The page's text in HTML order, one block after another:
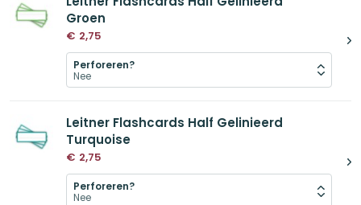
Groen
€ 2,75
Perforeren?
Leitner Flashcards Half Gelinieerd
Turquoise
€ 2,75
Perforeren?